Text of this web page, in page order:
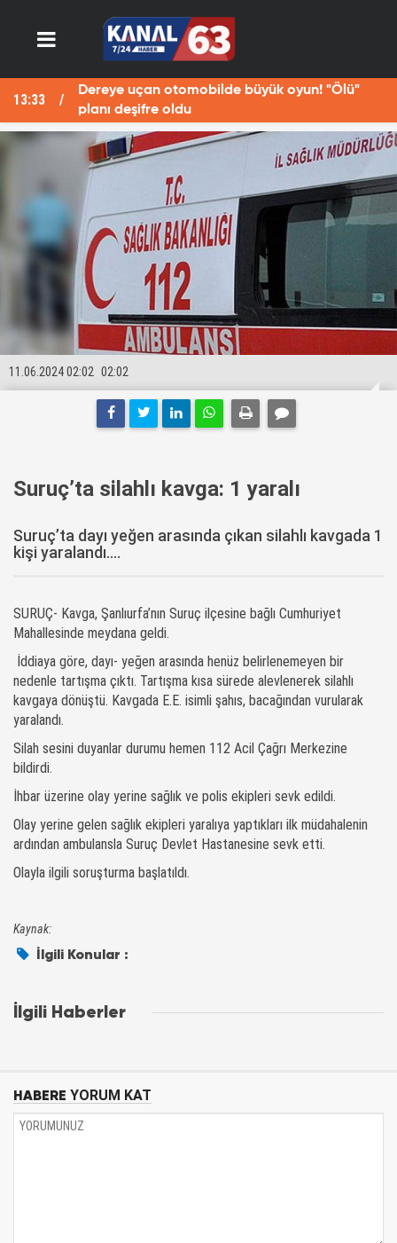
13:33
Dereye uçan otomobilde büyük oyun! "Ölü"
planı deşifre oldu
02:02
11.06.2024 02:02
Suruç’ta silahlı kavga: 1 yaralı
Suruç’ta dayı yeğen arasında çıkan silahlı kavgada 1
kişi yaralandı....
SURUÇ- Kavga, Şanlıurfa’nın Suruç ilçesine bağlı Cumhuriyet
Mahallesinde meydana geldi.
İddiaya göre, dayı- yeğen arasında henüz belirlenemeyen bir
nedenle tartışma çıktı. Tartışma kısa sürede alevlenerek silahlı
kavgaya dönüştü. Kavgada E.E. isimli şahıs, bacağından vurularak
yaralandı.
Silah sesini duyanlar durumu hemen 112 Acil Çağrı Merkezine
bildirdi.
İhbar üzerine olay yerine sağlık ve polis ekipleri sevk edildi.
Olay yerine gelen sağlık ekipleri yaralıya yaptıkları ilk müdahalenin
ardından ambulansla Suruç Devlet Hastanesine sevk etti.
Olayla ilgili soruşturma başlatıldı.
Kaynak:
İlgili Konular :
İlgili Haberler
HABERE YORUM KAT